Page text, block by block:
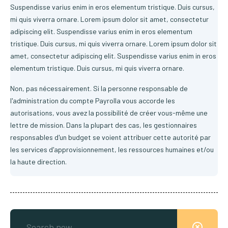
Suspendisse varius enim in eros elementum tristique. Duis cursus,
mi quis viverra ornare. Lorem ipsum dolor sit amet, consectetur
adipiscing elit. Suspendisse varius enim in eros elementum
tristique. Duis cursus, mi quis viverra ornare. Lorem ipsum dolor sit
amet, consectetur adipiscing elit. Suspendisse varius enim in eros
elementum tristique. Duis cursus, mi quis viverra ornare.
Non, pas nécessairement. Si la personne responsable de
l'administration du compte Payrolla vous accorde les
autorisations, vous avez la possibilité de créer vous-même une
lettre de mission. Dans la plupart des cas, les gestionnaires
responsables d'un budget se voient attribuer cette autorité par
les services d'approvisionnement, les ressources humaines et/ou
la haute direction.